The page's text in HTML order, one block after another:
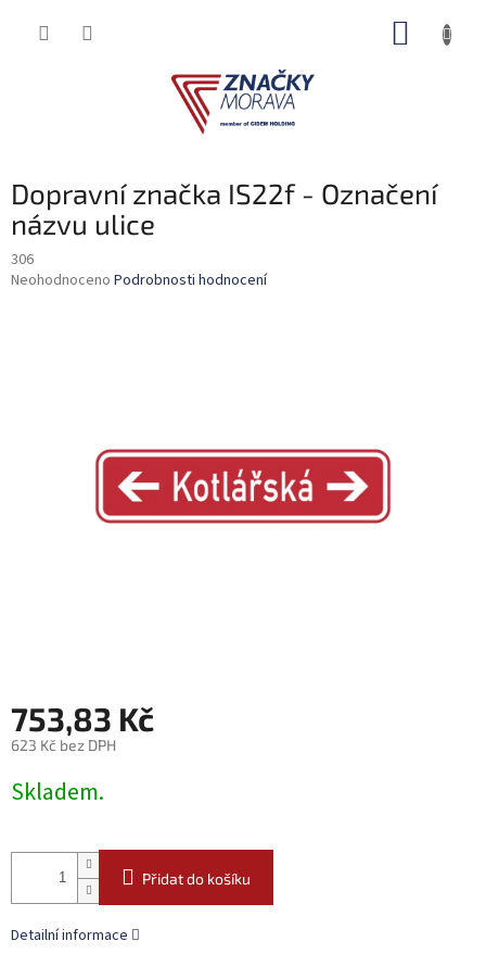
Dopravní značka IS22f - Označení
názvu ulice
306
Průměrné
Neohodnoceno Podrobnosti hodnocení
753,83 Kč
623 Kč bez DPH
cena:
Skladem.
Přidat do košíku
Detailní informace